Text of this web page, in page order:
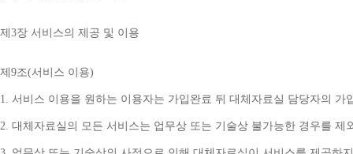
제 3장 서비스의 제공 및 이용
제 9조(서비스 이용)
1. 서비스 이용을 원하는 이용자는 가입완료 뒤 대체자료실 담당자의
2. 대체자료실의 모든 서비스는 업무상 또는 기술상 불가능한 경우를 제